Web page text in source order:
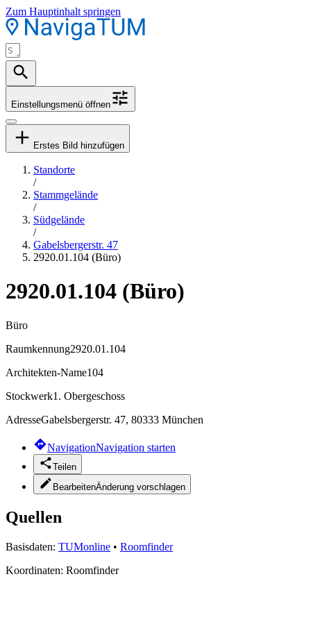
Zum Hauptinhalt springen
Einstellungsmenü öffnen
Erstes Bild hinzufügen
Standorte
/
Stammgelände
/
Südgelände
/
Gabelsbergerstr. 47
2920.01.104 (Büro)
2920.01.104 (Büro)
Büro
Raumkennung2920.01.104
Architekten-Name104
Stockwerk1. Obergeschoss
AdresseGabelsbergerstr. 47, 80333 München
NavigationNavigation starten
Teilen
BearbeitenÄnderung vorschlagen
Quellen
Basisdaten: TUMonline • Roomfinder
Koordinaten: Roomfinder